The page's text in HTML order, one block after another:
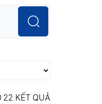
22 KẾT QUẢ